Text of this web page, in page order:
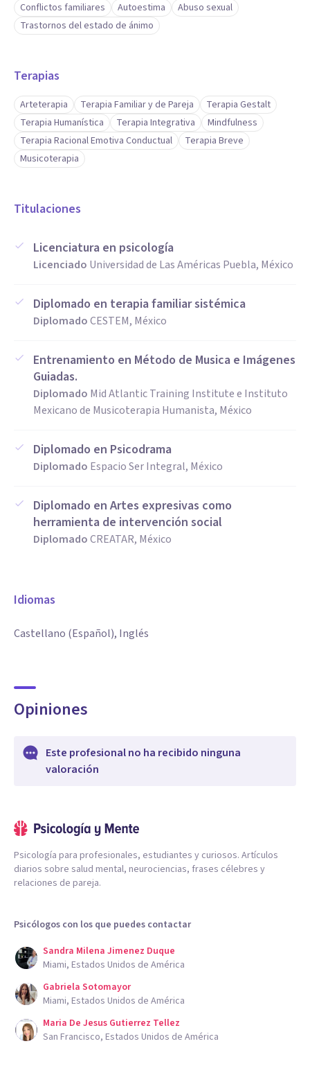
Conflictos familiares
Autoestima
Abuso sexual
Trastornos del estado de ánimo
Terapias
Arteterapia Terapia Familiar y de Pareja
Terapia Gestalt
Terapia Humanística
Terapia Integrativa
Mindfulness
Terapia Racional Emotiva Conductual
Terapia Breve
Musicoterapia
Titulaciones
Licenciatura en psicología
Licenciado Universidad de Las Américas Puebla, México
Diplomado en terapia familiar sistémica
DiplomadoCESTEM, México
Entrenamiento en Método de Musica e Imágenes
Guiadas.
Diplomado Mid Atlantic Training Institute e Instituto
Mexicano de Musicoterapia Humanista, México
Diplomado en Psicodrama
Diplomado Espacio Ser Integral, México
Diplomado en Artes expresivas como
herramienta de intervención social
DiplomadoCREATAR, México
Idiomas
Castellano (Español), Inglés
Opiniones
Este profesional no ha recibido ninguna
valoración
Psicología para profesionales, estudiantes y curiosos. Artículos
diarios sobre salud mental, neurociencias, frases célebres y
relaciones de pareja.
Psicólogos con los que puedes contactar
Sandra Milena Jimenez Duque
Miami, Estados Unidos de América
Gabriela Sotomayor
Miami, Estados Unidos de América
Maria De Jesus Gutierrez Tellez
San Francisco, Estados Unidos de América